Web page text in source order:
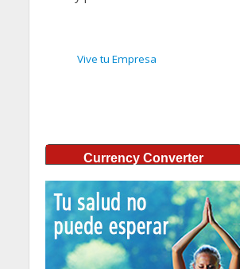
Vive tu Empresa
Currency Converter